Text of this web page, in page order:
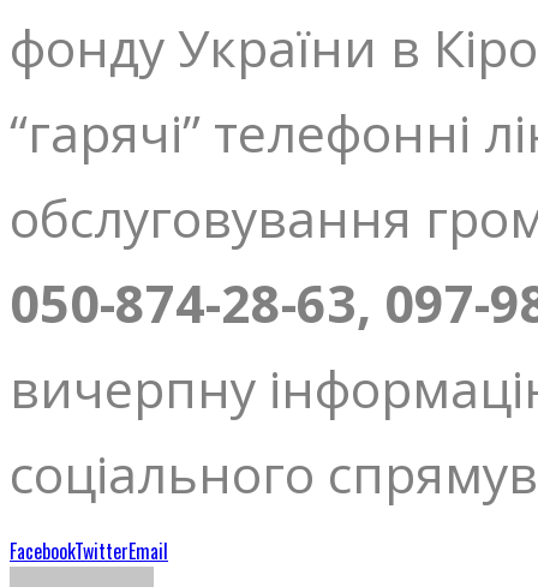
фонду України в
“гарячі” телефонні
обслуговування
050-874-28-63, 097-
вичерпну
соціального
FacebookTwitterEmail